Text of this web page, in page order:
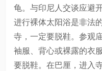
龟。与印尼人交谈应避
进行裸体太阳浴是非法
寺，一定要脱鞋。参观
袖服、背心或裸露的衣
要脱鞋。在巴厘，进入